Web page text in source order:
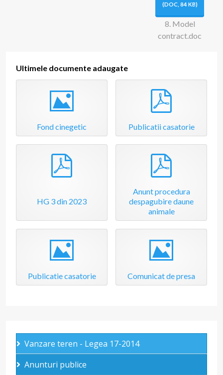
t
(DOC, 84 KB)
8. Model
contract.doc
Ultimele documente adaugate
Fond cinegetic Publicatii casatorie
HG 3 din 2023
Anunt procedura
despagubire daune
animale
Publicatie casatorie Comunicat de presa
Vanzare teren - Legea 17-2014
Anunturi publice